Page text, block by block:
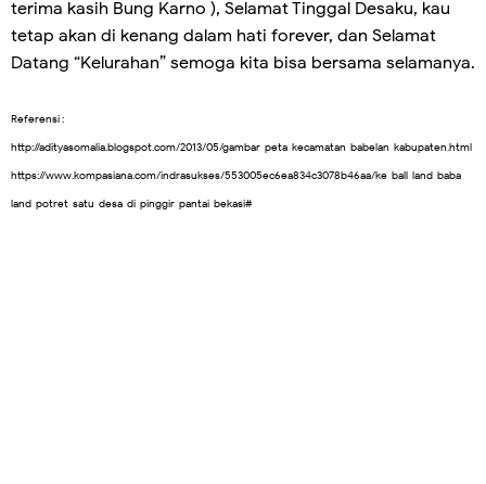
terima kasih Bung Karno ), Selamat Tinggal Desaku, kau
tetap akan di kenang dalam hati forever, dan Selamat
Datang “Kelurahan” semoga kita bisa bersama selamanya.
Referensi :
http://adityasomalia.blogspot.com/2013/05/gambar-peta-kecamatan-babelan-kabupaten.html
https://www.kompasiana.com/indrasukses/553005ec6ea834c3078b46aa/ke-ball-land-baba-
land-potret-satu-desa-di-pinggir-pantai-bekasi#